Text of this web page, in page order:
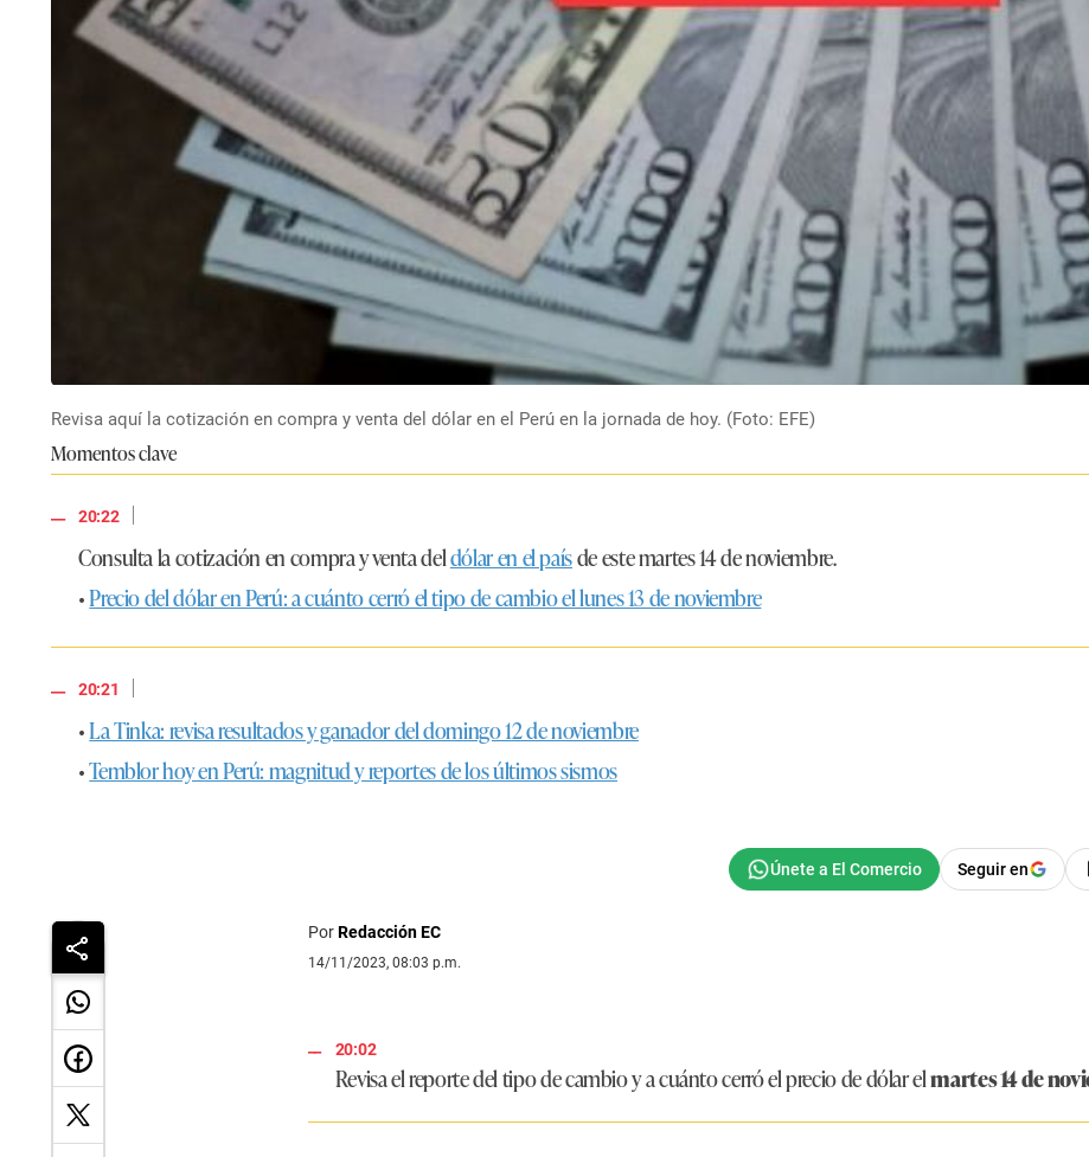
Revisa aquí la cotización en compra y venta del dólar en el Perú en la jornada de hoy. (Foto: EFE)
Momentos clave
20:22
|
Consulta la cotización en compra y venta deldólar en el paísde este martes 14 de noviembre.
•Precio del dólar en Perú: a cuánto cerró el tipo de cambio el lunes 13 de noviembre
20:21
|
•La Tinka: revisa resultados y ganador del domingo 12 de noviembre
•Temblor hoy en Perú: magnitud y reportes de los últimos sismos
Seguir en
PorRedacción EC
14/11/2023, 08:03 p.m.
20:02
Revisa el reporte del tipo de cambio y a cuánto cerró el precio de dólar elmartes 14 de